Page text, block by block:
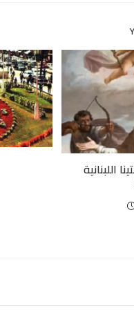
اللبنانية